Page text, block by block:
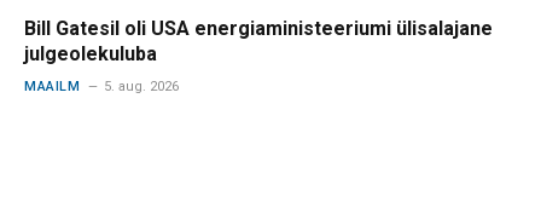
Bill Gatesil oli USA energiaministeeriumi ülisalajane
julgeolekuluba
MAAILM 5. aug. 2026